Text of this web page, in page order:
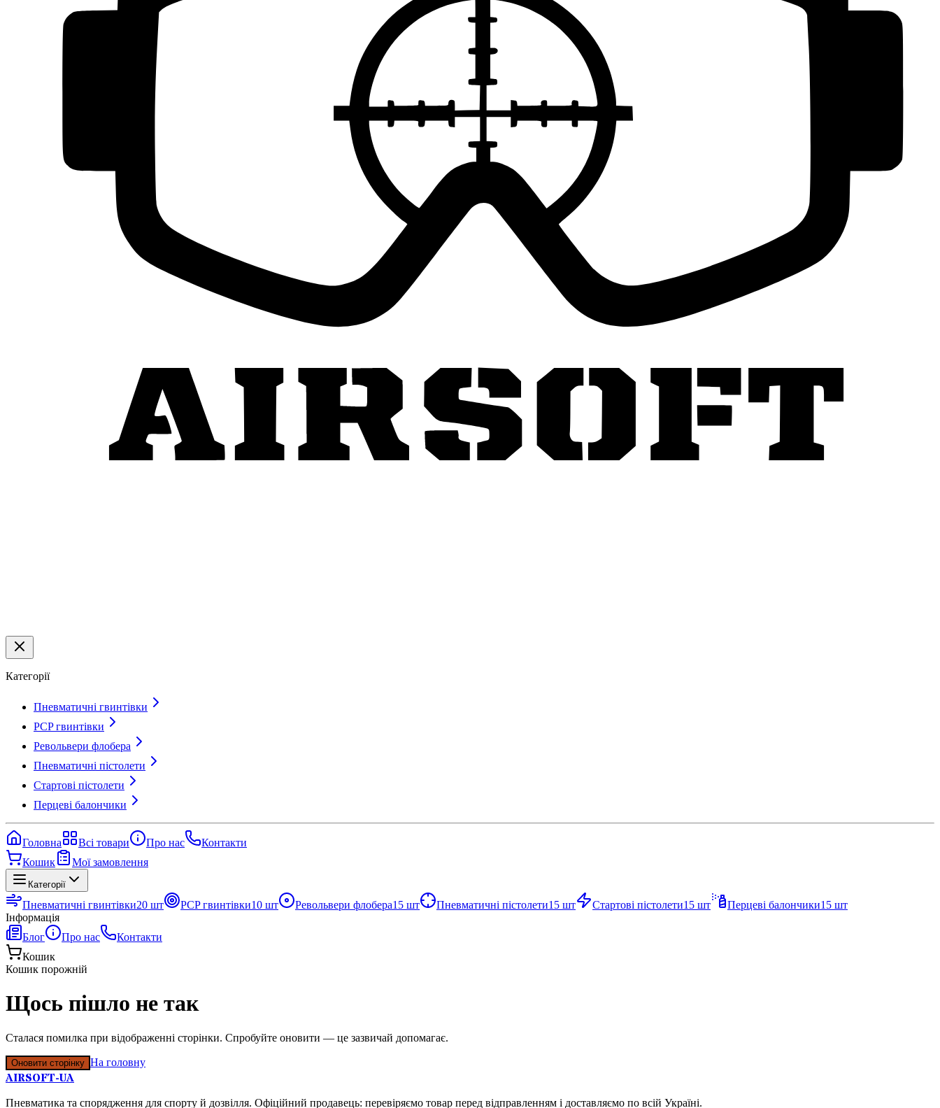
Категорії
Пневматичні гвинтівки
PCP гвинтівки
Револьвери флобера
Пневматичні пістолети
Стартові пістолети
Перцеві балончики
Головна Всі товари Про нас
Контакти
Кошик
Мої замовлення
Категорії
Пневматичні гвинтівки20 шт PCP гвинтівки10 шт Револьвери флобера15 шт Пневматичні пістолети15 шт Стартові пістолети15 шт Перцеві балончики15 шт
Інформація
Блог
Про нас
Контакти
Кошик
Кошик порожній
Щось пішло не так
Сталася помилка при відображенні сторінки. Спробуйте оновити — це зазвичай допомагає.
Оновити сторінку На головну
AIRSOFT-UA
Пневматика та спорядження для спорту й дозвілля. Офіційний продавець: перевіряємо товар перед відправленням і доставляємо по всій Україні.